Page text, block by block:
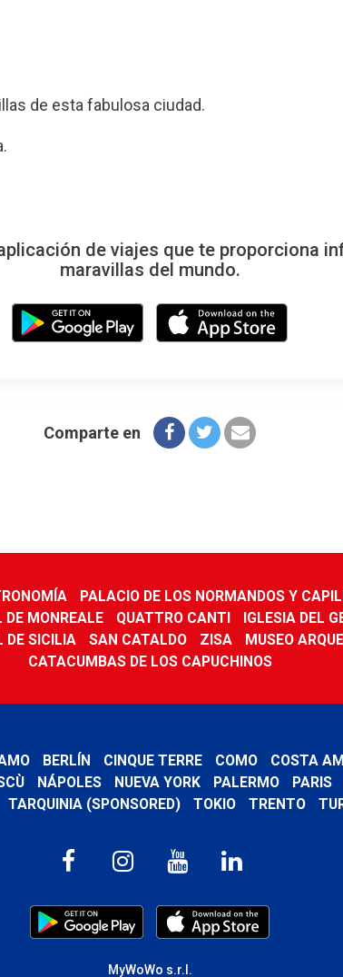
de esta fabulosa ciudad.
de viajes que te proporciona
maravillas del mundo.
Comparte en
PALACIO DE LOS NORMANDOS Y
DE MONREALE QUATTRO CANTI IGLESIA DEL
DE SICILIA
SAN CATALDO ZISA MUSEO
CATACUMBAS DE LOS CAPUCHINOS
BERLÍN CINQUE TERRE COMO COSTA
NÁPOLES NUEVA YORK PALERMO PARIS
TARQUINIA (SPONSORED) TOKIO TRENTO
MyWoWo s.r.l.